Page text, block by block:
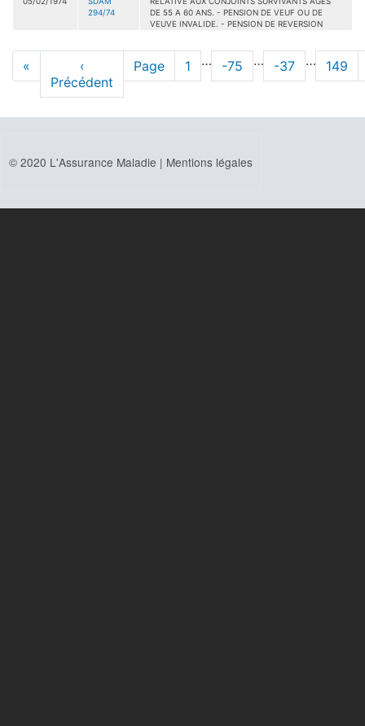
294/74
DE 55 A 60 ANS. - PENSION DE VEUF OU DE
VEUVE INVALIDE. - PENSION DE REVERSION
Pagination
Première
page
«
Page
précédente
‹
Précédent
Page Page
1 … Page
-75 … Page
-37 … Page
149
© 2020 L'Assurance Maladie | Mentions légales